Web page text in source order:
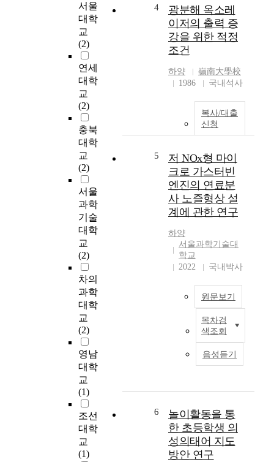
서울
대학
교
(2)
연세
대학
교
(2)
충북
대학
교
(2)
서울
과학
기술
대학
교
(2)
차의
과학
대학
교
(2)
영남
대학
교
(1)
조선
대학
교
(1)
4
광분해 옥소레
이저의 출력 증
강을 위한 적정
조건
하양
嶺南大學校
1986
국내석사
복사/대출
신청
5
저 NOx형 마이
크로 가스터빈
엔진의 연료분
사 노즐형상 설
계에 관한 연구
하양
서울과학기술대
학교
2022
국내박사
원문보기
목차검
색조회
음성듣기
6
놀이활동을 통
한 초등학생 의
성의태어 지도
방안 연구